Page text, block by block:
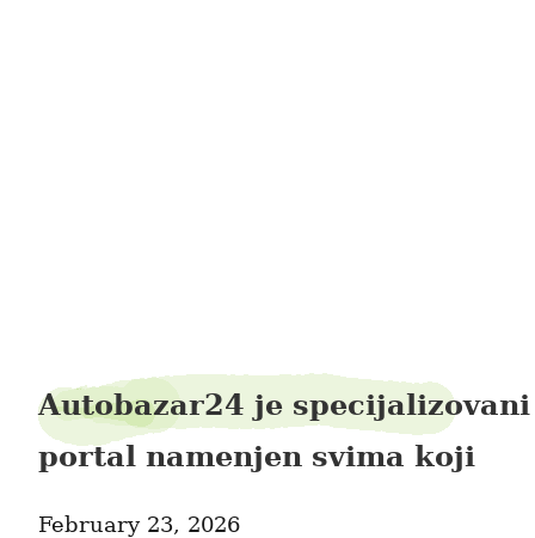
Autobazar24 je specijalizovani
portal namenjen svima koji
February 23, 2026